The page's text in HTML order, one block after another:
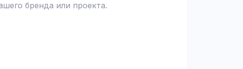
бренда или проекта.